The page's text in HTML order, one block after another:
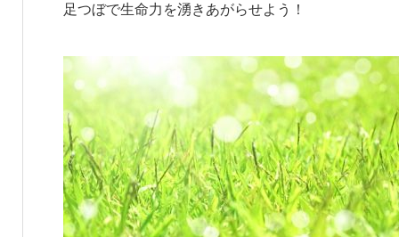
足つぼで生命力を湧きあがらせよう！